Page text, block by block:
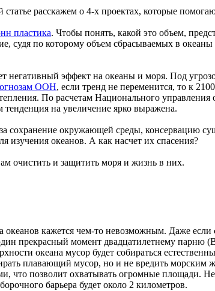
расскажем о 4-х проектах, которые
пластика. Чтобы понять, какой это объем,
судя по которому объем сбрасываемых в
негативный эффект на океаны и моря. Под
ООН, если тренд не переменится, то к
По расчетам Национального
на увеличение ярко выражена.
сохранение окружающей среды, консервацию
океанов. А как насчет их спасения?
очистить и защитить моря и жизнь в них.
океанов кажется чем-то невозможным. Даже
прекрасный момент двадцатилетнему парню
океана мусор будет собираться
плавающий мусор, но и не вредить
что позволит охватывать огромные площади.
барьера будет около 2 километров.